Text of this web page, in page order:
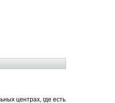
центрах, где есть